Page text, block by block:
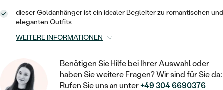
AUSSERGEWÖHNLICHE
VON HAND GRAVIERTE
GESTALTE EINEN RING
DIAMANTEN ZUM EINFASSEN
ANHÄNGER / KETTEN
ARMBÄNDER
SCHMUCKSET
HERRENSCHMUCK
OHRHÄNGER
HERZ
ZUR GEBURT EINES KINDES
PERSONALISIERT
MIT STERNZEICHEN
MINIMALISTISCH
NACH STYL
MEMOIRE
MINIMALISTISCHE
dieser Goldanhänger ist ein idealer Begleiter zu romantischen und
eleganten Outfits
WEITERE INFORMATIONEN
Benötigen Sie Hilfe bei Ihrer Auswahl oder
haben Sie weitere Fragen? Wir sind für Sie da:
Rufen Sie uns an unter+49 304 6690376